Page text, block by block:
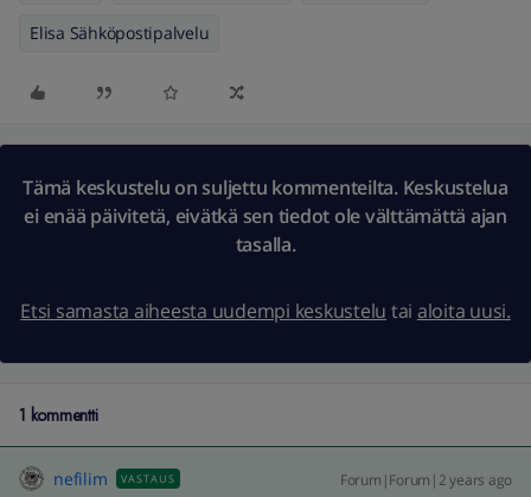
Elisa Sähköpostipalvelu
Tämä keskustelu on suljettu kommenteilta. Keskustelua
ei enää päivitetä, eivätkä sen tiedot ole välttämättä ajan
tasalla.
Etsi samasta aiheesta uudempi keskustelu tai aloita uusi.
1 kommentti
nefilim VASTAUS Forum|Forum|2 years ago